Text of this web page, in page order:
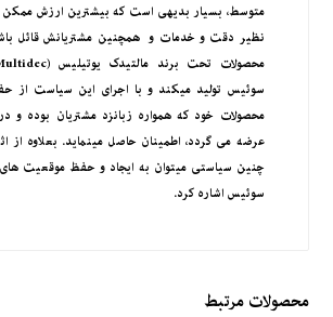
متوسط، بسیار بدیهی است که بیشترین ارزش ممکن
نظیر دقت و خدمات و همچنین مشتریانش قائل
سوئیس تولید می­کند و با اجرای این سیاست از
عرضه می گردد، اطمینان حاصل می­نماید. بعلاوه از
چنین سیاستی می­توان به ایجاد و حفظ موقعیت
سوئیس اشاره کرد.
محصولات مرتبط